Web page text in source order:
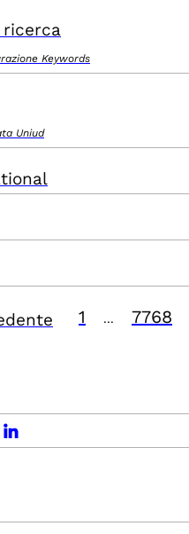
ricerca
Keywords
Uniud
1 7768